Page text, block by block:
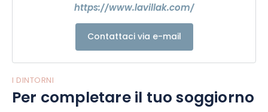
https://www.lavillak.com/
Contattaci via e-mail
I DINTORNI
Per completare il tuo soggiorno